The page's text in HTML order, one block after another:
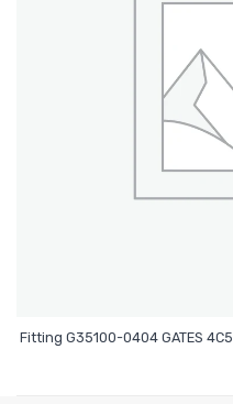
Fitting G35100-0404 GATES